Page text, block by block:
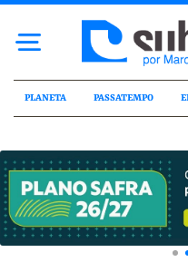
PLANETA PASSATEMPO